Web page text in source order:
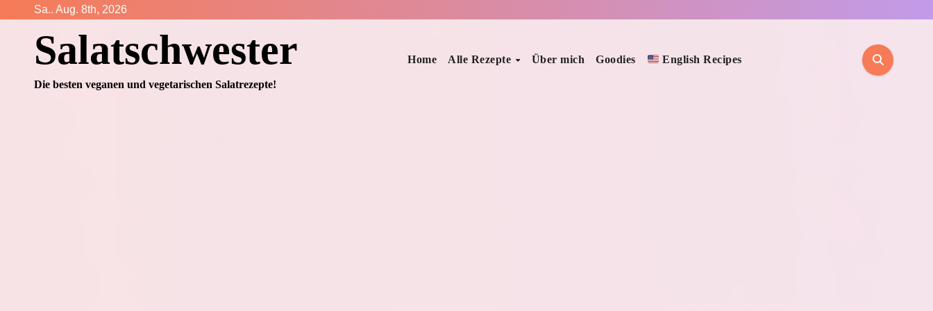
springen
Sa.. Aug. 8th, 2026
Salatschwester
Die besten veganen und vegetarischen Salatrezepte!
Home Alle Rezepte Über mich Goodies English Recipes